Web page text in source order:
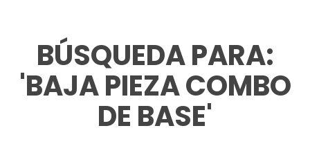
BÚSQUEDA PARA:
'BAJA PIEZA COMBO
DE BASE'